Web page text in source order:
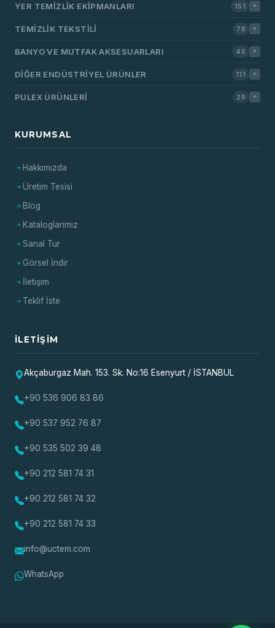
YER TEMIZLIK EKIPMANLARI 151
TEMIZLIK TEKSTILI 78
BANYO VE MUTFAK AKSESUARLARI 45
DIĞER ENDÜSTRIYEL ÜRÜNLER 111
PULEX ÜRÜNLERI 29
KURUMSAL
Hakkımızda
Üretim Tesisi
Blog
Kataloglarımız
Sanal Tur
Görsel İndir
İletişim
Teklif İste
İLETIŞIM
Akçaburgaz Mah. 153. Sk. No:16 Esenyurt / İSTANBUL
+90 536 906 83 86
+90 537 952 76 87
+90 535 502 39 48
+90 212 581 74 31
+90 212 581 74 32
+90 212 581 74 33
info@uctem.com
WhatsApp